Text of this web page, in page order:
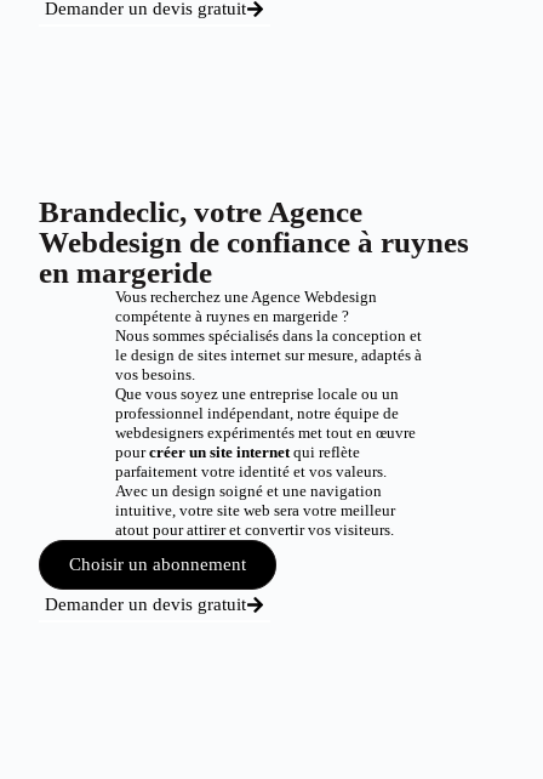
Demander un devis gratuit
Brandeclic, votre Agence
Webdesign de confiance à ruynes
en margeride
Vous recherchez une Agence Webdesign
compétente à ruynes en margeride ?
Nous sommes spécialisés dans la conception et
le design de sites internet sur mesure, adaptés à
vos besoins.
Que vous soyez une entreprise locale ou un
professionnel indépendant, notre équipe de
webdesigners expérimentés met tout en œuvre
pourcréer un site internetqui reflète
parfaitement votre identité et vos valeurs.
Avec un design soigné et une navigation
intuitive, votre site web sera votre meilleur
atout pour attirer et convertir vos visiteurs.
Choisir un abonnement
Demander un devis gratuit